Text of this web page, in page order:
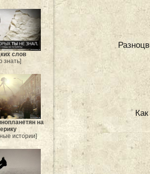
слов
знать]
на
истории]